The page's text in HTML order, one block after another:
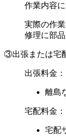
作業内容
実際の作
修理に部
③出張または宅
出張料金：
離島
宅配料金
宅配